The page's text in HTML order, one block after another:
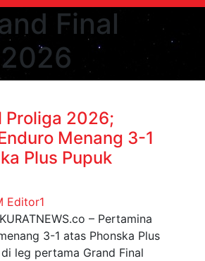
Final
Proliga 2026;
Menang 3-1
Plus Pupuk
Editor1
– Pertamina
3-1 atas Phonska Plus
leg pertama Grand Final